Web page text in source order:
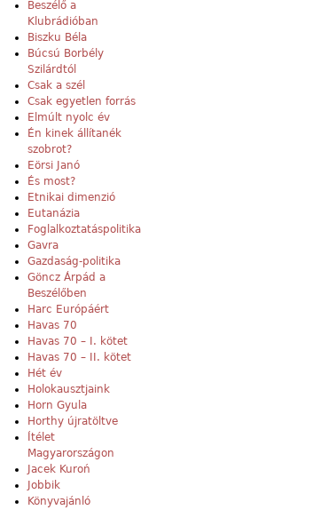
Beszélő a
Klubrádióban
Biszku Béla
Búcsú Borbély
Szilárdtól
Csak a szél
Csak egyetlen forrás
Elmúlt nyolc év
Én kinek állítanék
szobrot?
Eörsi Janó
És most?
Etnikai dimenzió
Eutanázia
Foglalkoztatáspolitika
Gavra
Gazdaság-politika
Göncz Árpád a
Beszélőben
Harc Európáért
Havas 70
Havas 70 – I. kötet
Havas 70 – II. kötet
Hét év
Holokausztjaink
Horn Gyula
Horthy újratöltve
Ítélet
Magyarországon
Jacek Kuroń
Jobbik
Könyvajánló